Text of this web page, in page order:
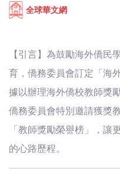
國
(臺
灣)
僑
務
委
全球華文網
【引言】為鼓勵海外僑民
育，僑務委員會訂定「海
據以辦理海外僑校教師獎
僑務委員會特別邀請獲獎
「教師獎勵榮譽榜」，讓
的心路歷程。